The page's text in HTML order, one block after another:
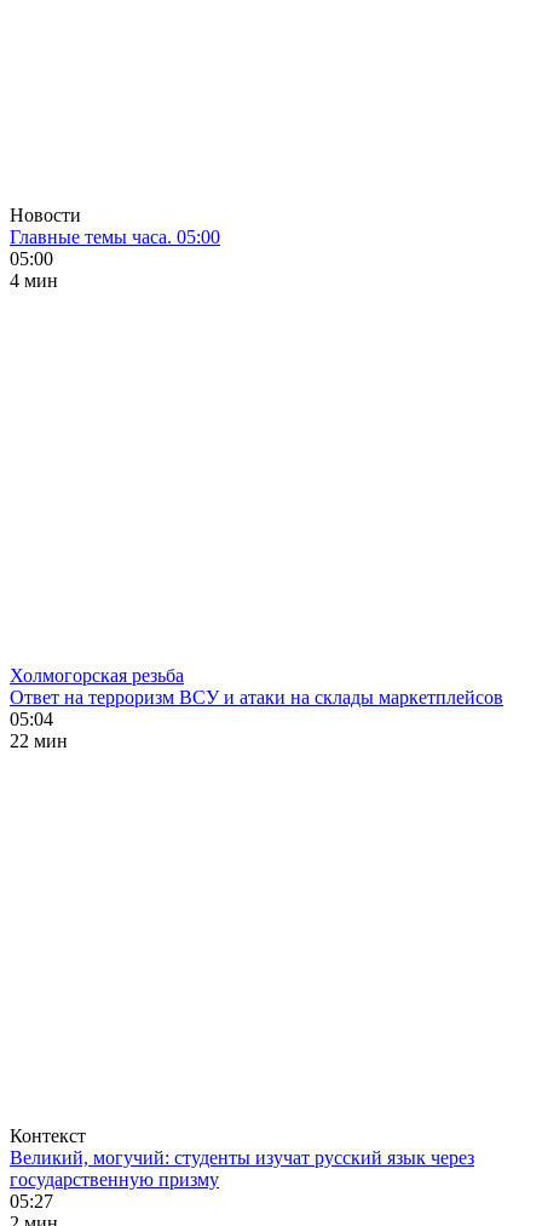
Новости
Главные темы часа. 05:00
05:00
4 мин
Холмогорская резьба
Ответ на терроризм ВСУ и атаки на склады маркетплейсов
05:04
22 мин
Контекст
Великий, могучий: студенты изучат русский язык через
государственную призму
05:27